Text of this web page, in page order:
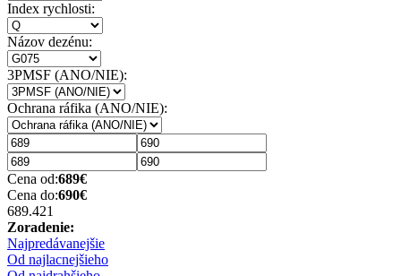
Index rychlosti:
Názov dezénu:
3PMSF (ANO/NIE):
Ochrana ráfika (ANO/NIE):
Cena od:689€
Cena do:690€
689.421
Zoradenie:
Najpredávanejšie
Od najlacnejšieho